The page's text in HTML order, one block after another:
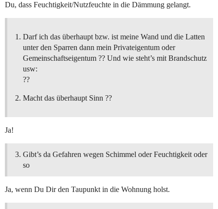
Du, dass Feuchtigkeit/Nutzfeuchte in die Dämmung gelangt.
Darf ich das überhaupt bzw. ist meine Wand und die Latten
unter den Sparren dann mein Privateigentum oder
Gemeinschaftseigentum ?? Und wie steht’s mit Brandschutz
usw:
??
Macht das überhaupt Sinn ??
Ja!
Gibt’s da Gefahren wegen Schimmel oder Feuchtigkeit oder
so
Ja, wenn Du Dir den Taupunkt in die Wohnung holst.